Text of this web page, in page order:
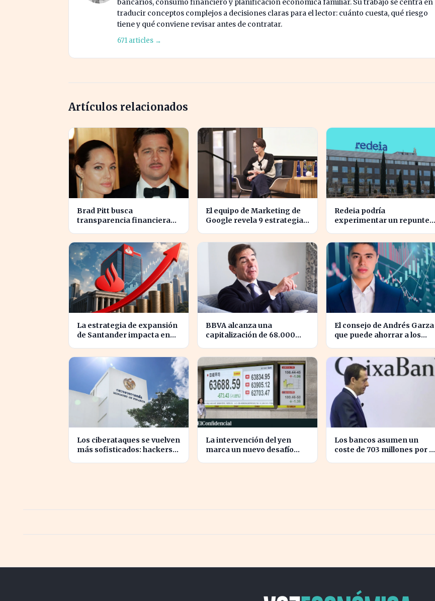
bancarios, consumo financiero y planificación económica familiar. Su trabajo se centra en
traducir conceptos complejos a decisiones claras para el lector: cuánto cuesta, qué riesgo
tiene y qué conviene revisar antes de contratar.
671 articles →
Artículos relacionados
Brad Pitt busca
transparencia financiera
El equipo de Marketing de
Google revela 9 estrategias
Redeia podría
experimentar un repunte
La estrategia de expansión
de Santander impacta en
BBVA alcanza una
capitalización de 68.000
El consejo de Andrés Garza
que puede ahorrar a los
Los ciberataques se vuelven
más sofisticados: hackers
La intervención del yen
marca un nuevo desafío
Los bancos asumen un
coste de 703 millones por el